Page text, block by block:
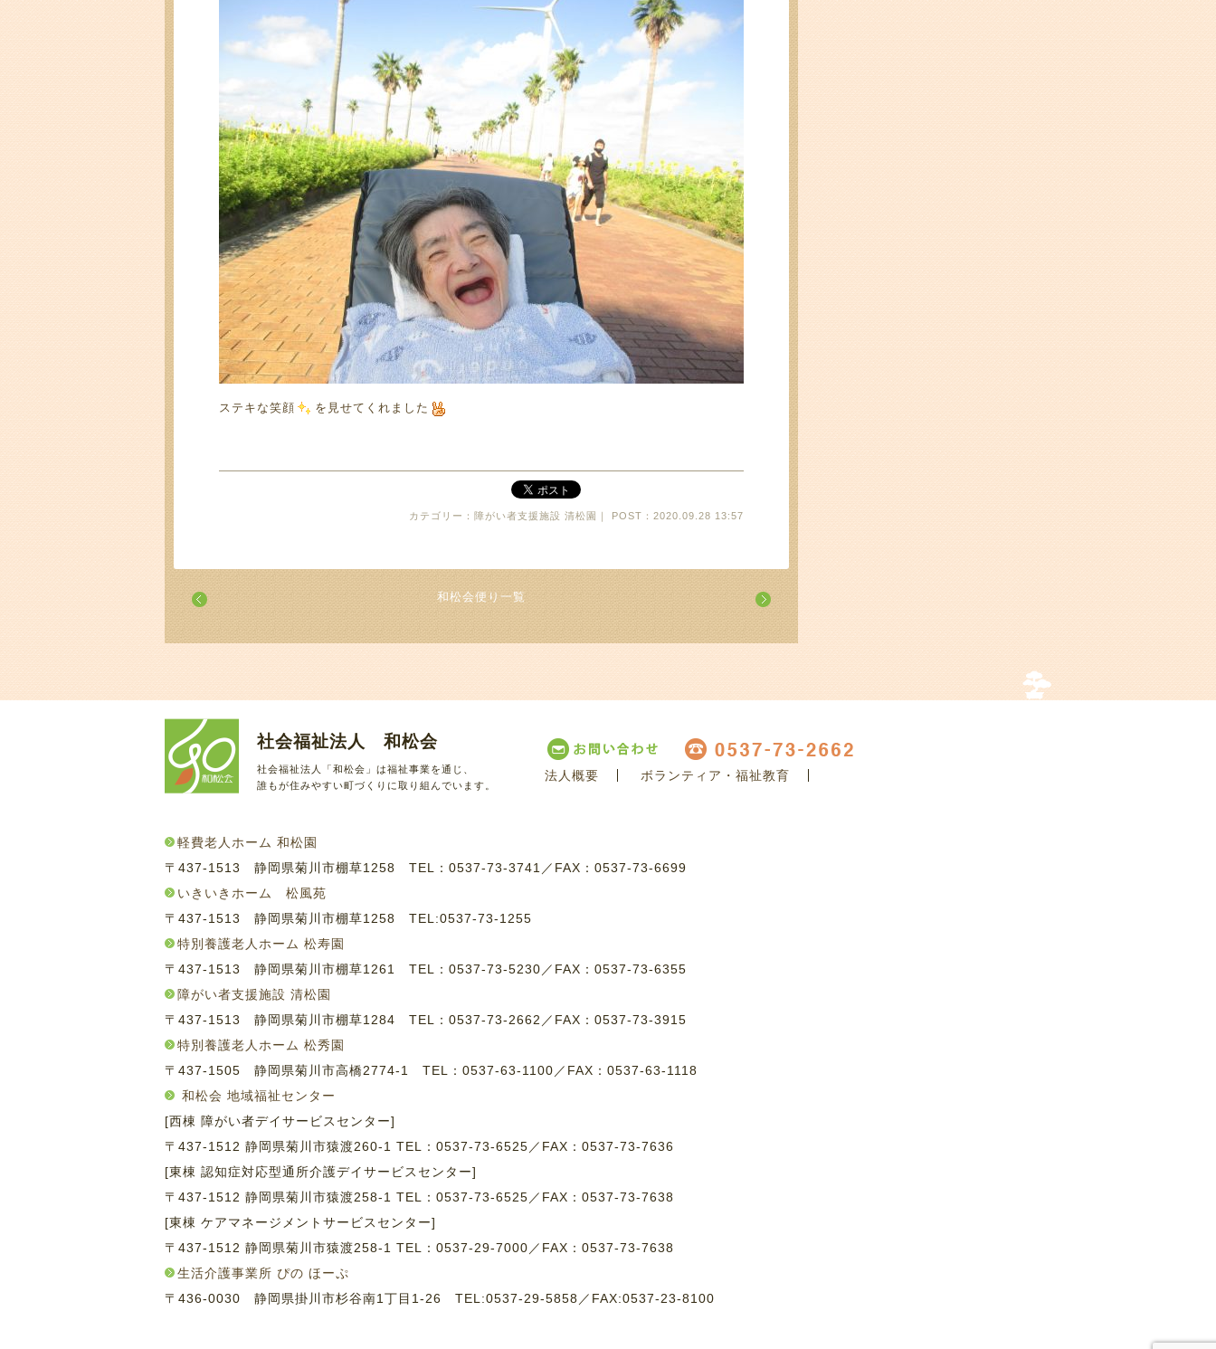
ステキな笑顔 を見せてくれました
カテゴリー：障がい者支援施設 清松園｜ POST：2020.09.28 13:57
和松会便り一覧
社会福祉法人 和松会
社会福祉法人「和松会」は福祉事業を通じ、
誰もが住みやすい町づくりに取り組んでいます。
法人概要 ボランティア・福祉教育
軽費老人ホーム 和松園
〒437-1513 静岡県菊川市棚草1258 TEL：0537-73-3741 ／ FAX：0537-73-6699
いきいきホーム 松風苑
〒437-1513 静岡県菊川市棚草1258 TEL:0537-73-1255
特別養護老人ホーム 松寿園
〒437-1513 静岡県菊川市棚草1261 TEL：0537-73-5230 ／ FAX：0537-73-6355
障がい者支援施設 清松園
〒437-1513 静岡県菊川市棚草1284 TEL：0537-73-2662 ／ FAX：0537-73-3915
特別養護老人ホーム 松秀園
〒437-1505 静岡県菊川市高橋2774-1 TEL：0537-63-1100 ／ FAX：0537-63-1118
和松会 地域福祉センター
[西棟 障がい者デイサービスセンター]
〒437-1512 静岡県菊川市猿渡260-1 TEL：0537-73-6525／FAX：0537-73-7636
[東棟 認知症対応型通所介護デイサービスセンター]
〒437-1512 静岡県菊川市猿渡258-1 TEL：0537-73-6525／FAX：0537-73-7638
[東棟 ケアマネージメントサービスセンター]
〒437-1512 静岡県菊川市猿渡258-1 TEL：0537-29-7000／FAX：0537-73-7638
生活介護事業所 ぴの ほーぷ
〒436-0030 静岡県掛川市杉谷南1丁目1-26 TEL:0537-29-5858／FAX:0537-23-8100